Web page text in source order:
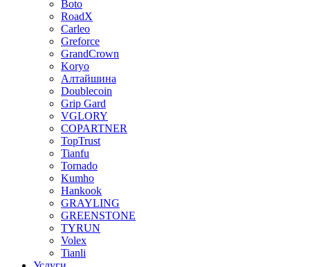
Boto
RoadX
Carleo
Greforce
GrandCrown
Koryo
Алтайшина
Doublecoin
Grip Gard
VGLORY
COPARTNER
TopTrust
Tianfu
Tornado
Kumho
Hankook
GRAYLING
GREENSTONE
TYRUN
Volex
Tianli